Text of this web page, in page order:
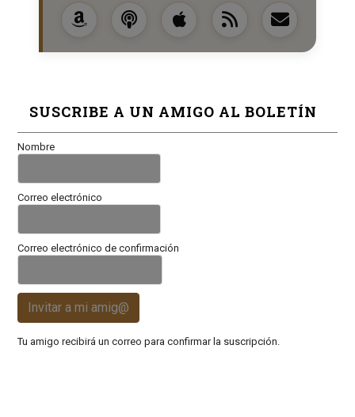
SUSCRIBE A UN AMIGO AL BOLETÍN
Nombre
Correo electrónico
Correo electrónico de confirmación
Invitar a mi amig@
Tu amigo recibirá un correo para confirmar la suscripción.